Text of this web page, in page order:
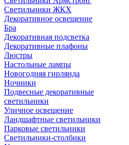
Светильники ЖКХ
Декоративное освещение
Бра
Декоративная подсветка
Декоративные плафоны
Люстры
Настольные лампы
Новогодняя гирлянда
Ночники
Подвесные декоративные
светильники
Уличное освещение
Ландшафтные светильники
Парковые светильники
Светильники-столбики